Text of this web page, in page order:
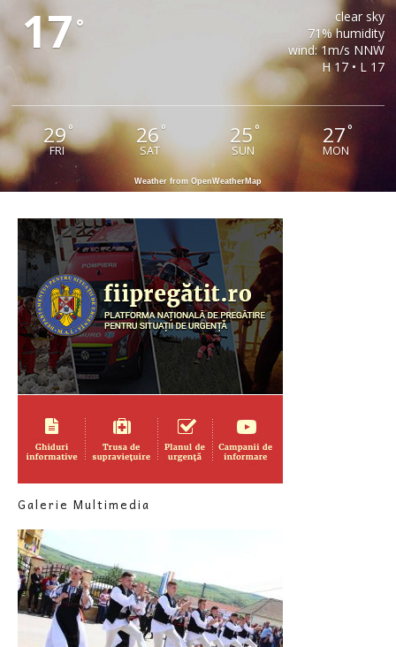
17 °
clear sky
71% humidity
wind: 1m/s NNW
H 17 • L 17
29°
FRI
26°
SAT
25 °
SUN
27°
MON
Weather from OpenWeatherMap
Galerie Multimedia